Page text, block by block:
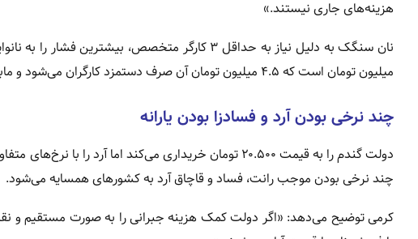
هزینه‌های جاری نیستند.»
میلیون تومان است که ۴.۵ میلیون تومان آن صرف دستمزد کارگران می‌شود و مابقی برای اجاره، آب، برق و سایر هزینه‌ها کافی نیست.
چند نرخی بودن آرد و فسادزا بودن یارانه
چند نرخی بودن موجب رانت، فساد و قاچاق آرد به کشورهای همسایه می‌شود.
کرمی توضیح می‌دهد: «اگر دولت کمک هزینه جبرانی را به صورت مستقیم و